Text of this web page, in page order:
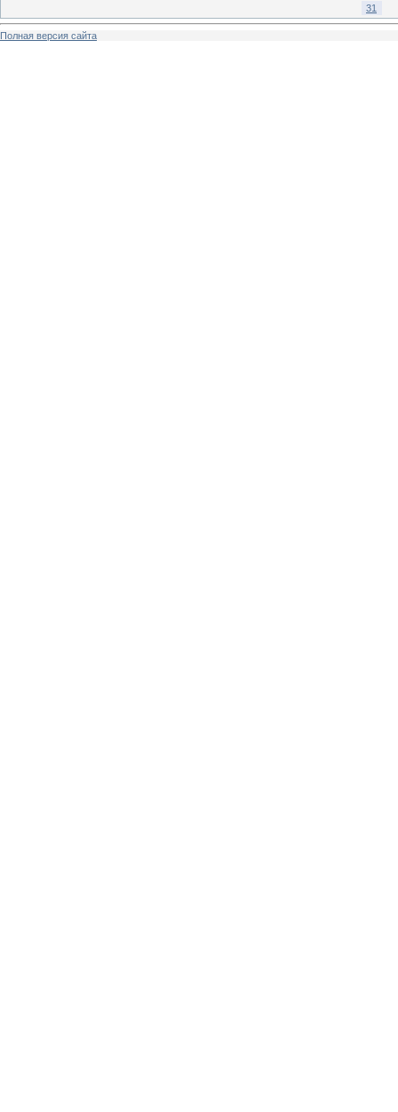
31
Полная версия сайта